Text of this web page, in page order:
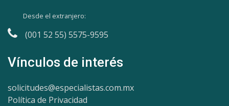
Desde el extranjero:
(001 52 55) 5575-9595
Vínculos de interés
solicitudes@especialistas.com.mx
Política de Privacidad